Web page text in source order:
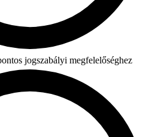
jogszabályi megfelelőséghez